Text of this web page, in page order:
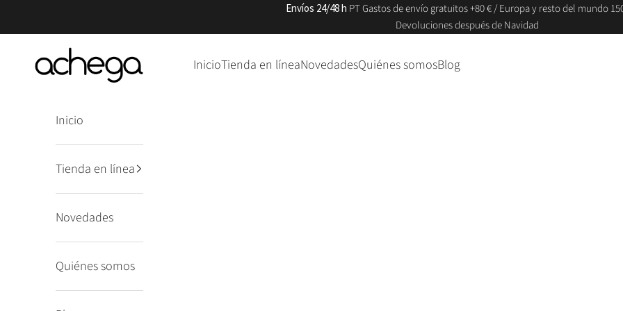
Envíos 24/48 h PT Gastos de envío gratuitos +80 € / Europa y resto del mundo
Devoluciones después de Navidad
Punto Achega InicioTienda en líneaNovedadesQuiénes somosBlog
Inicio
Tienda en línea
Novedades
Quiénes somos